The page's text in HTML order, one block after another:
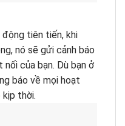
động tiên tiến, khi
nó sẽ gửi cảnh báo
của bạn. Dù bạn ở
báo về mọi hoạt
kịp thời.